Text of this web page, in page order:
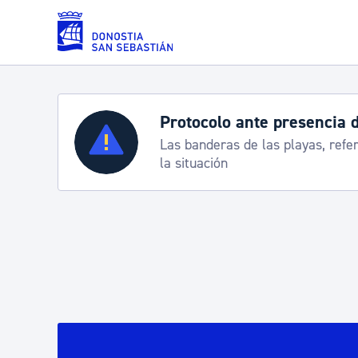
Saltar al contenido principal
Servicios
Padrón y asuntos personales
Semana Grande 2026:
8-15 agosto